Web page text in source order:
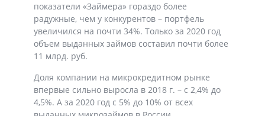
показатели «Займера» гораздо более
радужные, чем у конкурентов – портфель
увеличился на почти 34%. Только за 2020 год
объем выданных займов составил почти более
11 млрд. руб.
Доля компании на микрокредитном рынке
впервые сильно выросла в 2018 г. – с 2,4% до
4,5%. А за 2020 год с 5% до 10% от всех